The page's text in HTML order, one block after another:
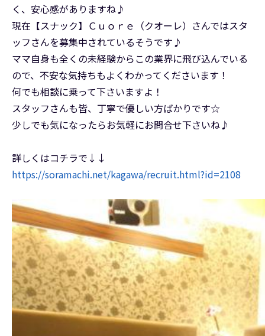
く、安心感がありますね♪
現在【スナック】Ｃｕｏｒｅ（クオーレ）さんではスタ
ッフさんを募集中されているそうです♪
ママ自身も全くの未経験からこの業界に飛び込んでいる
ので、不安な気持ちもよくわかってくださいます！
何でも相談に乗って下さいますよ！
スタッフさんも皆、丁寧で優しい方ばかりです☆
少しでも気になったらお気軽にお問合せ下さいね♪
詳しくはコチラで↓↓
https://soramachi.net/kagawa/recruit.html?id=2108